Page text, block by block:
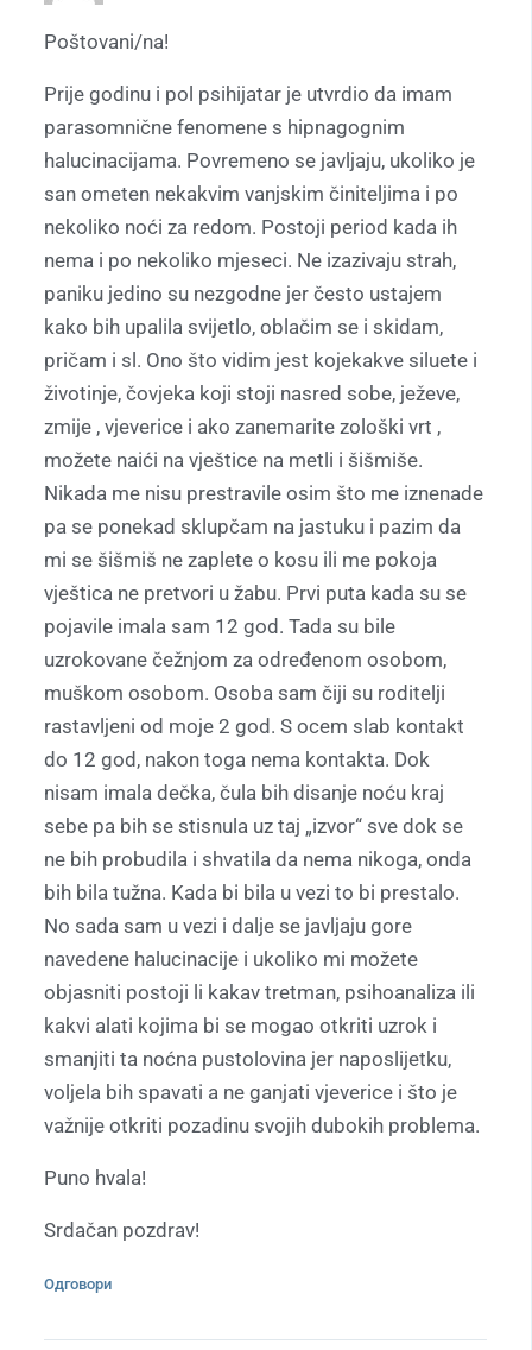
Poštovani/na!
Prije godinu i pol psihijatar je utvrdio da imam
parasomnične fenomene s hipnagognim
halucinacijama. Povremeno se javljaju, ukoliko je
san ometen nekakvim vanjskim činiteljima i po
nekoliko noći za redom. Postoji period kada ih
nema i po nekoliko mjeseci. Ne izazivaju strah,
paniku jedino su nezgodne jer često ustajem
kako bih upalila svijetlo, oblačim se i skidam,
pričam i sl. Ono što vidim jest kojekakve siluete i
životinje, čovjeka koji stoji nasred sobe, ježeve,
zmije , vjeverice i ako zanemarite zološki vrt ,
možete naići na vještice na metli i šišmiše.
Nikada me nisu prestravile osim što me iznenade
pa se ponekad sklupčam na jastuku i pazim da
mi se šišmiš ne zaplete o kosu ili me pokoja
vještica ne pretvori u žabu. Prvi puta kada su se
pojavile imala sam 12 god. Tada su bile
uzrokovane čežnjom za određenom osobom,
muškom osobom. Osoba sam čiji su roditelji
rastavljeni od moje 2 god. S ocem slab kontakt
do 12 god, nakon toga nema kontakta. Dok
nisam imala dečka, čula bih disanje noću kraj
sebe pa bih se stisnula uz taj „izvor“ sve dok se
ne bih probudila i shvatila da nema nikoga, onda
bih bila tužna. Kada bi bila u vezi to bi prestalo.
No sada sam u vezi i dalje se javljaju gore
navedene halucinacije i ukoliko mi možete
objasniti postoji li kakav tretman, psihoanaliza ili
kakvi alati kojima bi se mogao otkriti uzrok i
smanjiti ta noćna pustolovina jer naposlijetku,
voljela bih spavati a ne ganjati vjeverice i što je
važnije otkriti pozadinu svojih dubokih problema.
Puno hvala!
Srdačan pozdrav!
Одговори